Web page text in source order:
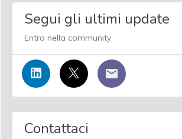
Segui gli ultimi update
Entra nella community
Contattaci